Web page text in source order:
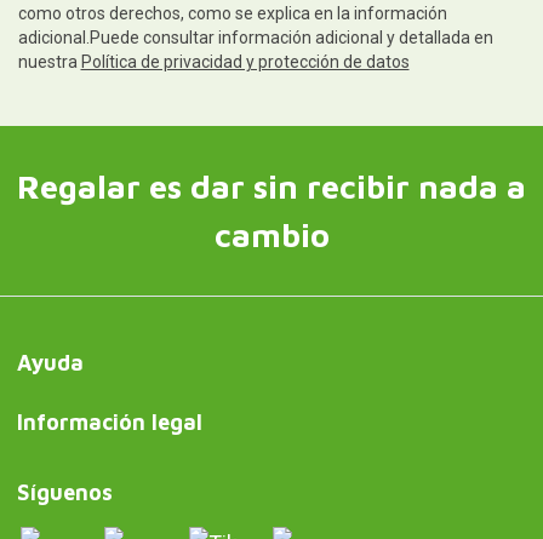
como otros derechos, como se explica en la información
adicional.Puede consultar información adicional y detallada en
nuestra Política de privacidad y protección de datos
Regalar es dar sin recibir nada a
cambio
Ayuda
Información legal
Síguenos